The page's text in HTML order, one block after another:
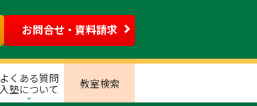
お問合せ・資料請求
よくある質問
入塾について
教室検索